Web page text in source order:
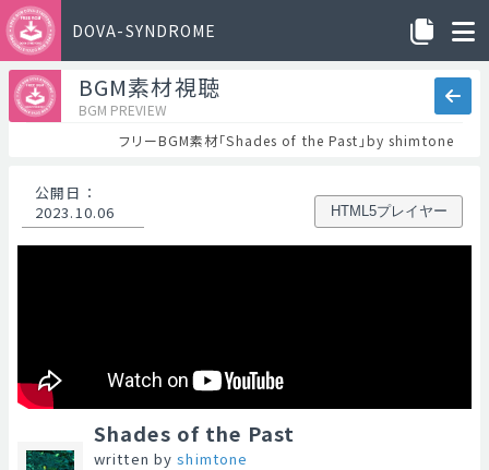
DOVA-SYNDROME
BGM素材視聴
BGM PREVIEW
フリーBGM素材「Shades of the Past」by shimtone
公開日 ：
2023.10.06
HTML5プレイヤー
Shades of the Past
written byshimtone